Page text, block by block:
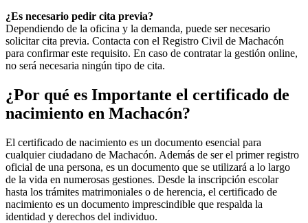
¿Es necesario pedir cita previa?
Dependiendo de la oficina y la demanda, puede ser necesario
solicitar cita previa. Contacta con el Registro Civil de Machacón
para confirmar este requisito. En caso de contratar la gestión online,
no será necesaria ningún tipo de cita.
¿Por qué es Importante el certificado de
nacimiento en Machacón?
El certificado de nacimiento es un documento esencial para
cualquier ciudadano de Machacón. Además de ser el primer registro
oficial de una persona, es un documento que se utilizará a lo largo
de la vida en numerosas gestiones. Desde la inscripción escolar
hasta los trámites matrimoniales o de herencia, el certificado de
nacimiento es un documento imprescindible que respalda la
identidad y derechos del individuo.